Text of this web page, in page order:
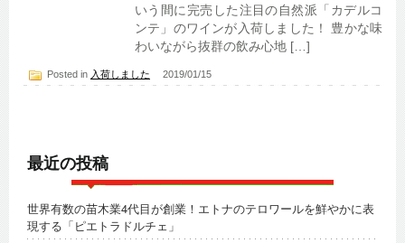
いう間に完売した注目の自然派「カデルコ
ンテ」のワインが入荷しました！ 豊かな味
わいながら抜群の飲み心地 […]
Posted in 入荷しました 2019/01/15
最近の投稿
世界有数の苗木業4代目が創業！エトナのテロワールを鮮やかに表
現する「ピエトラドルチェ」